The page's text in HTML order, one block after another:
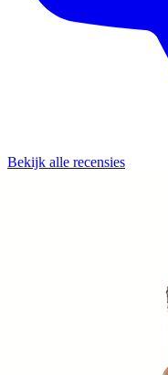
Bekijk alle recensies